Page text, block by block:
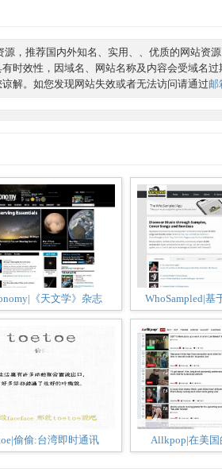
，推荐国内外知名、实用、、优质的网站资
时效性，因域名、网站名称及内容会受域名
解。如您发现网站失效或者无法访问请通过邮
《天文学》杂志 WhoSampled|基
偷偷:台湾即时通讯 Allkpop|在美